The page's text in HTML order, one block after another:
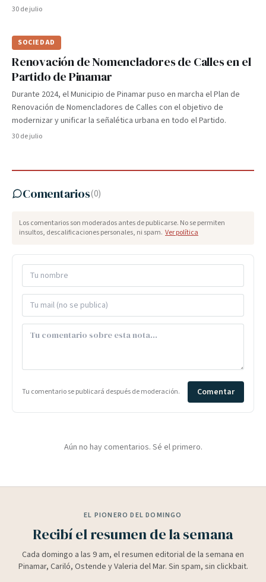
30 de julio
SOCIEDAD
Renovación de Nomencladores de Calles en el
Partido de Pinamar
Durante 2024, el Municipio de Pinamar puso en marcha el Plan de
Renovación de Nomencladores de Calles con el objetivo de
modernizar y unificar la señalética urbana en todo el Partido.
30 de julio
Comentarios(0)
Los comentarios son moderados antes de publicarse. No se permiten
insultos, descalificaciones personales, ni spam. Ver política
Tu comentario se publicará después de moderación. Comentar
Aún no hay comentarios. Sé el primero.
EL PIONERO DEL DOMINGO
Recibí el resumen de la semana
Cada domingo a las 9 am, el resumen editorial de la semana en
Pinamar, Cariló, Ostende y Valeria del Mar. Sin spam, sin clickbait.